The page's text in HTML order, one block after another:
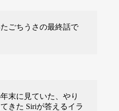
ごちうさの最終話で
末に見ていた、やり
きた Siriが答えるイラ